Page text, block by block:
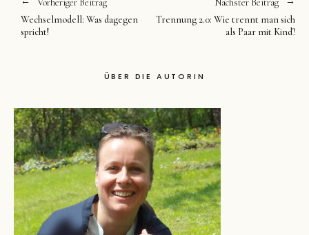
Vorheriger Beitrag
Wechselmodell: Was dagegen
spricht!
Nächster Beitrag
Trennung 2.0: Wie trennt man sich
als Paar mit Kind?
ÜBER DIE AUTORIN